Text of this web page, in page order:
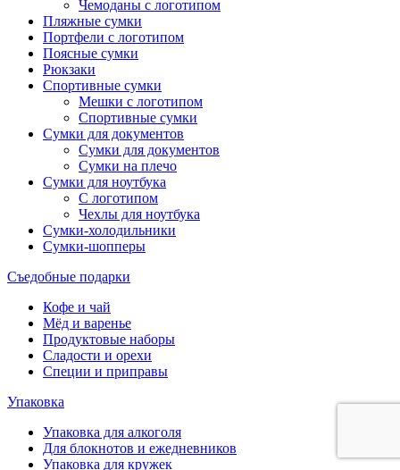
Чемоданы с логотипом
Пляжные сумки
Портфели с логотипом
Поясные сумки
Рюкзаки
Спортивные сумки
Мешки с логотипом
Спортивные сумки
Сумки для документов
Сумки для документов
Сумки на плечо
Сумки для ноутбука
С логотипом
Чехлы для ноутбука
Сумки-холодильники
Сумки-шопперы
Съедобные подарки
Кофе и чай
Мёд и варенье
Продуктовые наборы
Сладости и орехи
Специи и приправы
Упаковка
Упаковка для алкоголя
Для блокнотов и ежедневников
Упаковка для кружек